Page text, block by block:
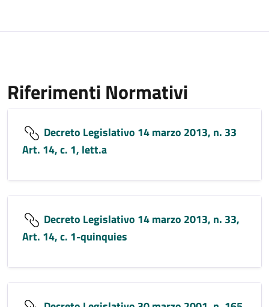
Riferimenti Normativi
Decreto Legislativo 14 marzo 2013, n. 33
Art. 14, c. 1, lett.a
Decreto Legislativo 14 marzo 2013, n. 33,
Art. 14, c. 1-quinquies